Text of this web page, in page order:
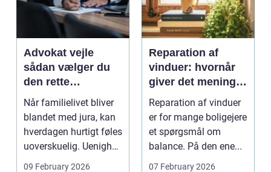
Advokat vejle
sådan vælger du
den rette
familieretsadvokat
Når familielivet bliver
blandet med jura, kan
hverdagen hurtigt føles
uoverskuelig. Uenighed
om børn...
09 February 2026
Reparation af
vinduer: hvornår
giver det mening,
og hvad skal du
vælge?
Reparation af vinduer
er for mange boligejere
et spørgsmål om
balance. På den ene...
07 February 2026